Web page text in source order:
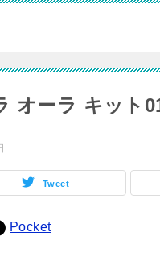
オーラ キット
Tweet
Pocket